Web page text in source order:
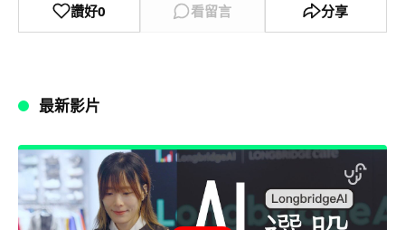
讚好0 看留言 分享
最新影片